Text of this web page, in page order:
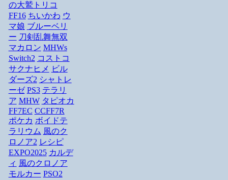
の大鷲トリコ
FF16 ちいかわ ウ
マ娘 ブルーベリ
ー 刀剣乱舞無双
マカロン MHWs
Switch2 コストコ
サクナヒメ ビル
ダーズ2 シャトレ
ーゼ PS3 テラリ
ア MHW タピオカ
FF7EC CCFF7R
ポケカ ボイドテ
ラリウム 風のク
ロノア2 レシピ
EXPO2025 カルデ
ィ 風のクロノア
モルカー PSO2